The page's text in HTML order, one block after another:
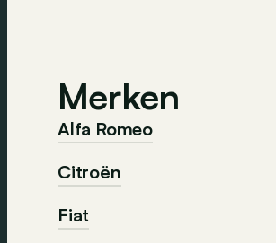
Merken
Alfa Romeo
Citroën
Fiat